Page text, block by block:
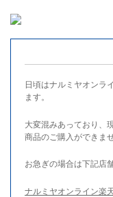
日頃はナルミヤオンラ
ます。
大変混みあっており、
商品のご購入ができませ
お急ぎの場合は下記店
ナルミヤオンライン楽